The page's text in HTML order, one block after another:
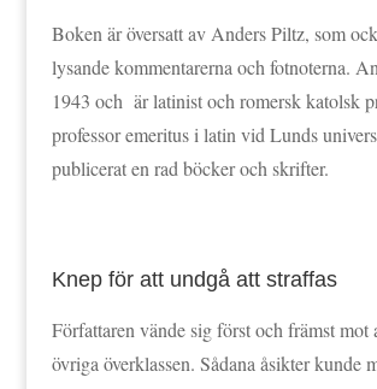
Boken är översatt av Anders Piltz, som
lysande kommentarerna och fotnoterna.
1943 och är latinist och romersk katolsk
professor emeritus i latin vid Lunds
publicerat en rad böcker och skrifter.
Knep för att undgå att straffas
Författaren vände sig först och främst mot
övriga överklassen. Sådana åsikter kunde